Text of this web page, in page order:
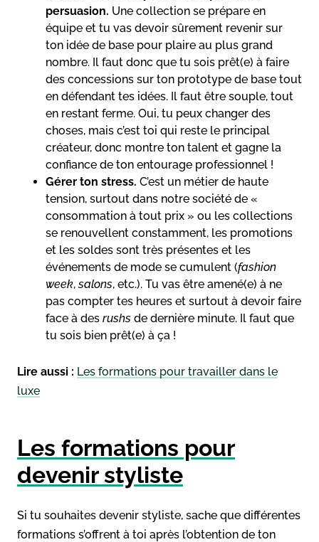
persuasion. Une collection se prépare en
équipe et tu vas devoir sûrement revenir sur
ton idée de base pour plaire au plus grand
nombre. Il faut donc que tu sois prêt(e) à faire
des concessions sur ton prototype de base tout
en défendant tes idées. Il faut être souple, tout
en restant ferme. Oui, tu peux changer des
choses, mais c’est toi qui reste le principal
créateur, donc montre ton talent et gagne la
confiance de ton entourage professionnel !
Gérer ton stress. C’est un métier de haute
tension, surtout dans notre société de «
consommation à tout prix » ou les collections
se renouvellent constamment, les promotions
et les soldes sont très présentes et les
événements de mode se cumulent (fashion
week,salons, etc.). Tu vas être amené(e) à ne
pas compter tes heures et surtout à devoir faire
face à des rushs de dernière minute. Il faut que
tu sois bien prêt(e) à ça !
Lire aussi : Les formations pour travailler dans le
luxe
Les formations pour
devenir styliste
Si tu souhaites devenir styliste, sache que différentes
formations s’offrent à toi après l’obtention de ton